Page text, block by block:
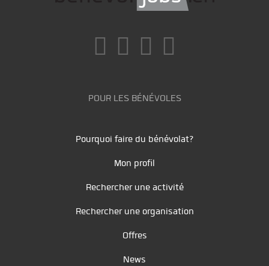
POUR LES BÉNÉVOLES
Pourquoi faire du bénévolat?
Mon profil
Rechercher une activité
Rechercher une organisation
Offres
News